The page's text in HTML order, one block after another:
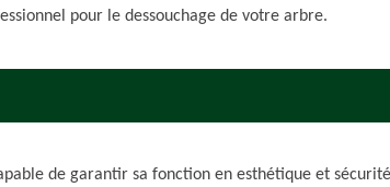
pour le dessouchage de votre arbre.
de garantir sa fonction en esthétique et